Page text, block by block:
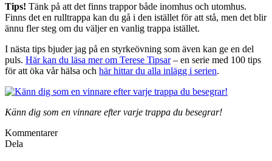
Tips! Tänk på att det finns trappor både inomhus och utomhus.
Finns det en rulltrappa kan du gå i den istället för att stå, men det blir
ännu fler steg om du väljer en vanlig trappa istället.
I nästa tips bjuder jag på en styrkeövning som även kan ge en del
puls. Här kan du läsa mer om Terese Tipsar– en serie med 100 tips
för att öka vår hälsa och här hittar du alla inlägg i serien.
Känn dig som en vinnare efter varje trappa du besegrar!
Kommentarer
Dela